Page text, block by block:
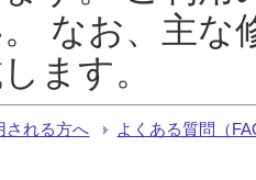
なお、主な
ます。
される方へ よくある質問（